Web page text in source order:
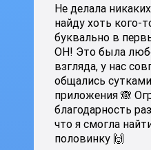
Не делала
найду хоть кого-
буквально в
ОН! Это была
взгляда, у нас
общались
приложения 🙈
благодарность
что я смогла
половинку 🙌